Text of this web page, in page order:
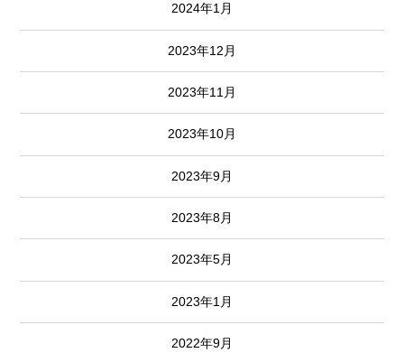
2024年1月
2023年12月
2023年11月
2023年10月
2023年9月
2023年8月
2023年5月
2023年1月
2022年9月